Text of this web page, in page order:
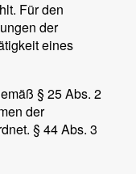
Für den
der
eines
§ 25 Abs. 2
der
§ 44 Abs. 3